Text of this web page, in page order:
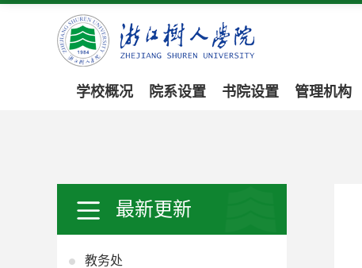
学校概况 院系设置 书院设置 管理机构
最新更新
教务处